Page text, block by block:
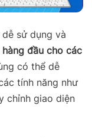
sử dụng và
đầu cho các
có thể dễ
tính năng như
chỉnh giao diện